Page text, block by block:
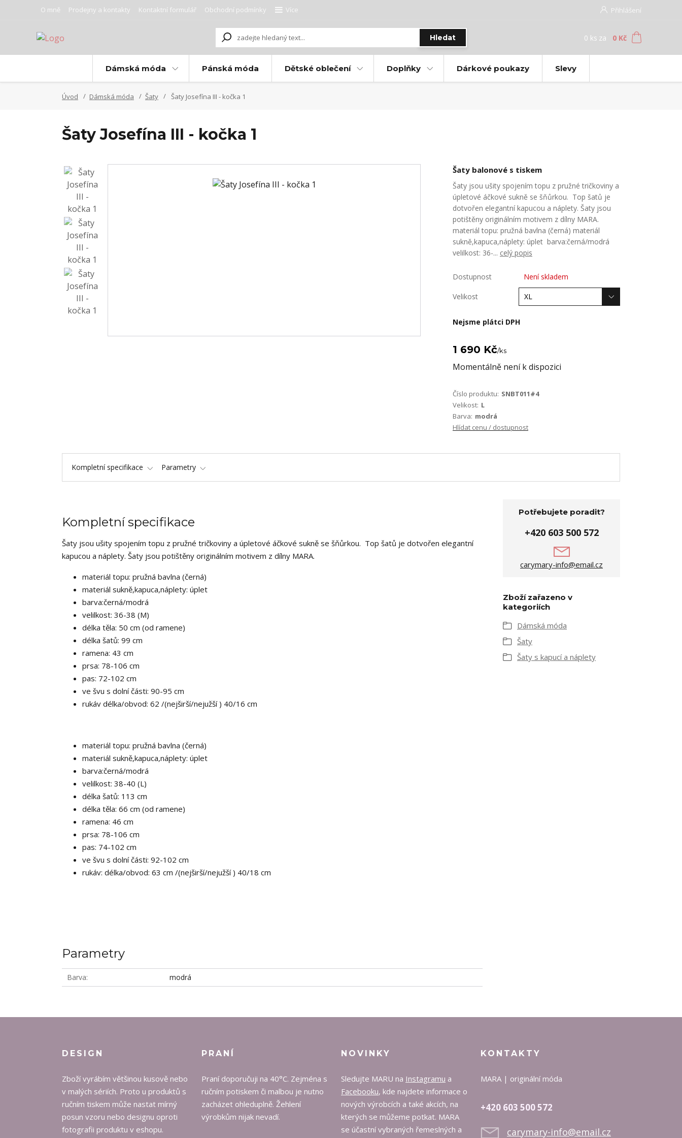
O mně Prodejny a kontakty Kontaktní formulář Obchodní podmínky Více Přihlášení
Hledat 0 ks za 0 Kč
Dámská móda Pánská móda Dětské oblečení Doplňky Dárkové poukazy Slevy
Úvod Dámská móda Šaty Šaty Josefína III - kočka 1
Šaty Josefína III - kočka 1
Šaty balonové s tiskem
Šaty jsou ušity spojením topu z pružné tričkoviny a
úpletové áčkové sukně se šňůrkou. Top šatů je
dotvořen elegantní kapucou a náplety. Šaty jsou
potištěny originálním motivem z dílny MARA.
materiál topu: pružná bavlna (černá) materiál
sukně,kapuca,náplety: úplet barva:černá/modrá
velilkost: 36-... celý popis
Dostupnost Není skladem
Velikost
Nejsme plátci DPH
1 690 Kč/ks
Momentálně není k dispozici
Číslo produktu: SNBT011#4
Velikost: L
Barva: modrá
Hlídat cenu / dostupnost
Kompletní specifikace Parametry
Kompletní specifikace
Šaty jsou ušity spojením topu z pružné tričkoviny a úpletové áčkové sukně se šňůrkou. Top šatů je dotvořen elegantní
kapucou a náplety. Šaty jsou potištěny originálním motivem z dílny MARA.
materiál topu: pružná bavlna (černá)
materiál sukně,kapuca,náplety: úplet
barva:černá/modrá
velilkost: 36-38 (M)
délka těla: 50 cm (od ramene)
délka šatů: 99 cm
ramena: 43 cm
prsa: 78-106 cm
pas: 72-102 cm
ve švu s dolní části: 90-95 cm
rukáv délka/obvod: 62 /(nejširší/nejužší ) 40/16 cm
materiál topu: pružná bavlna (černá)
materiál sukně,kapuca,náplety: úplet
barva:černá/modrá
velilkost: 38-40 (L)
délka šatů: 113 cm
délka těla: 66 cm (od ramene)
ramena: 46 cm
prsa: 78-106 cm
pas: 74-102 cm
ve švu s dolní části: 92-102 cm
rukáv: délka/obvod: 63 cm /(nejširší/nejužší ) 40/18 cm
Parametry
Barva modrá
Potřebujete poradit?
+420 603 500 572
carymary-info@email.cz
Zboží zařazeno v
kategoriích
Dámská móda
Šaty
Šaty s kapucí a náplety
DESIGN
Zboží vyrábím většinou kusově nebo
v malých sériích. Proto u produktů s
ručním tiskem může nastat mírný
posun vzoru nebo designu oproti
fotografii produktu v eshopu.
PRANÍ
Praní doporučuji na 40°C. Zejména s
ručním potiskem či malbou je nutno
zacházet ohleduplně. Žehlení
výrobkům nijak nevadí.
NOVINKY
Sledujte MARU na Instagramu a
Facebooku, kde najdete informace o
nových výrobcích a také akcích, na
kterých se můžeme potkat. MARA
se účastní vybraných řemeslných a
KONTAKTY
MARA | originální móda
+420 603 500 572
carymary-info@email.cz